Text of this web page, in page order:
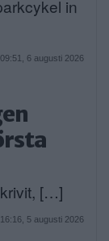
in
6 augusti 2026
[…]
5 augusti 2026